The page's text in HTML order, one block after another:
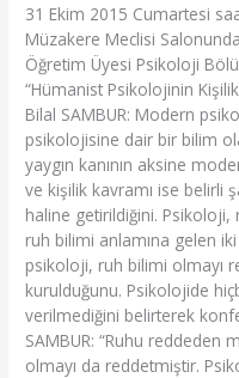
31 Ekim 2015 Cumartesi
Müzakere Meclisi
Öğretim Üyesi Psikoloji
“Hümanist Psikolojinin
Bilal SAMBUR: Modern
psikolojisine dair bir bilim
yaygın kanının aksine
ve kişilik kavramı ise belirli
haline getirildiğini.
ruh bilimi anlamına gelen
psikoloji, ruh bilimi olmayı
kurulduğunu. Psikolojide
verilmediğini belirterek
SAMBUR: “Ruhu
olmayı da reddetmiştir.